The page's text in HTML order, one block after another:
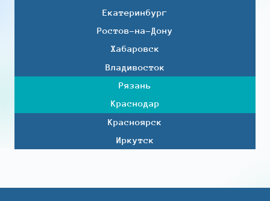
Екатеринбург
Ростов-на-Дону
Хабаровск
Владивосток
Рязань
Краснодар
Красноярск
Иркутск